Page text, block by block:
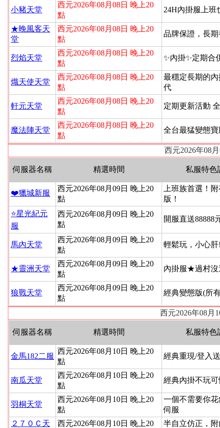
小豬天堂
西元2026年08月08日 晚上20
點
24H內掛服上班
★晚風客天
堂
西元2026年08月08日 晚上20
點
品牌保證，長
烈焰天堂
西元2026年08月08日 晚上20
點
✨內掛✨定期合
熾天使天堂
西元2026年08月08日 晚上20
點
最穩定長期的
代
軒元天堂
西元2026年08月08日 晚上20
點
定期更新活動
魔法陣天堂
西元2026年08月08日 晚上20
點
全台最猛變態寶
西元2026年08
伺服器名稱 精選時間 私服特色
❤️獵城新服
西元2026年08月09日 晚上20
點
上班族首選！
版！
⭐星光紀元
服
西元2026年08月09日 晚上20
點
開服直送88888
馬內天堂
西元2026年08月09日 晚上20
點
輕鬆玩，小心
★靈洲天堂
西元2026年08月09日 晚上20
點
內掛服★過村
狼戰天堂
西元2026年08月09日 晚上20
點
經典變態版(所
西元2026年08月
伺服器名稱 精選時間 私服特色
金馬182二服
西元2026年08月10日 晚上20
點
經典重現/登入
南瓜天堂
西元2026年08月10日 晚上20
點
經典內掛不玩
羽桐天堂
西元2026年08月10日 晚上20
點
一個不需要你
伺服
２７０Ｃ天
西元2026年08月10日 晚上20
半自立仿正，